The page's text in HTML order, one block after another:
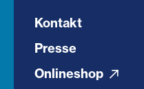
Kontakt
Presse
Onlineshop